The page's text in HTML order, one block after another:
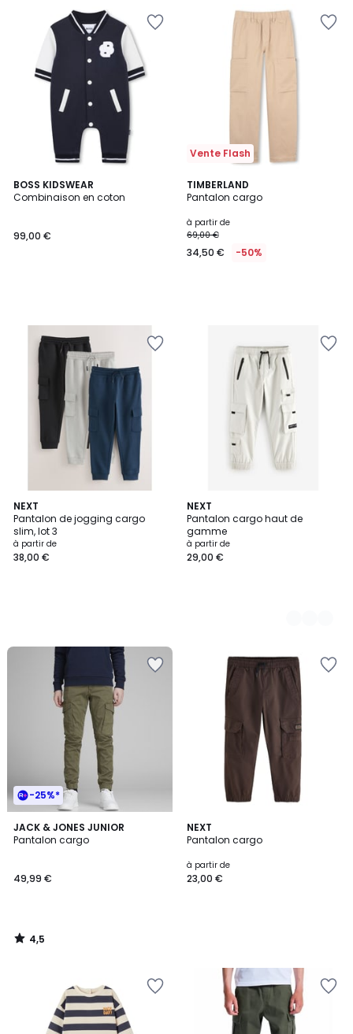
BOSS KIDSWEAR
Combinaison en coton
99,00 €
Vente Flash
TIMBERLAND
Pantalon cargo
à partir de
69,00 €
34,50 € -50%
NEXT
Pantalon de jogging cargo
slim, lot 3
à partir de
38,00 €
NEXT
Pantalon cargo haut de
gamme
à partir de
29,00 €
3
Couleurs
-25%*
JACK & JONES JUNIOR
Pantalon cargo
49,99 €
4,5
/ 5
4,5
/
NEXT
Pantalon cargo
à partir de
23,00 €